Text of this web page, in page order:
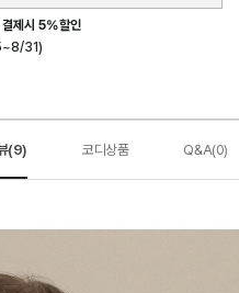
결제시 5%할인
31)
(9) 코디상품 Q&A(0)